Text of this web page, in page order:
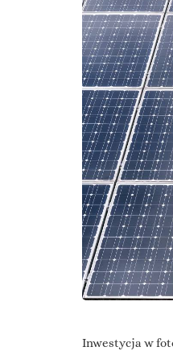
Inwestycja w